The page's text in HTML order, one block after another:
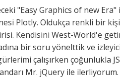
"Easy Graphics of new
Plotly. Oldukça renkli bir
Kendisini West-World'e
bir soru yönelttik ve
çalışırken çoğunlukla
Mr. jQuery ile ilerliyorum.